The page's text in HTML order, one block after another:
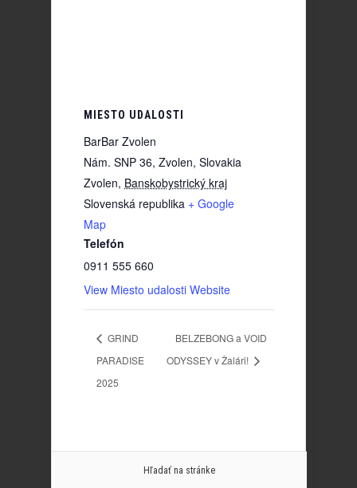
MIESTO UDALOSTI
BarBar Zvolen
Nám. SNP 36, Zvolen, Slovakia
Zvolen, Banskobystrický kraj
Slovenská republika + Google
Map
Telefón
0911 555 660
View Miesto udalosti Website
GRIND
PARADISE
2025
BELZEBONG a VOID
ODYSSEY v Žalári!
Hľadať na stránke